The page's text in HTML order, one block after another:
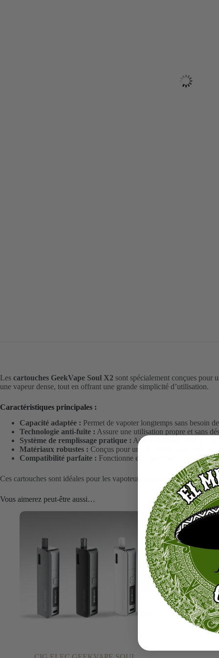
Les cartouches GeekVape Soul X2 sont spécialement conçues pour
une vapeur dense, tout en offrant une grande simplicité d’utilisation.
Caractéristiques principales :
Capacité adaptée : Permet de vapoter longtemps sans besoin
Technologie anti-fuite : Assure une utilisation propre et sans
Système de remplissage pratique : Accès simplifié pour un
Matériaux robustes : Conçus pour une durabilité maximale et
Compatibilité parfaite : Fonctionne exclusivement avec le
Ces cartouches sont idéales pour les vapoteurs recherchant simplicité
Vous aimerez peut-être aussi…